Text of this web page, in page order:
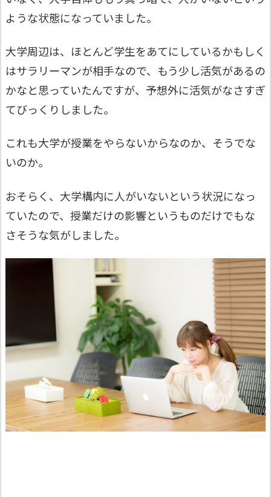
ような状態になっていました。
大学周辺は、ほとんど学生をあてにしているかもしく
はサラリーマンが相手なので、もう少し活気があるの
かなと思っていたんですが、予想外に活気がなさすぎ
てびっくりしました。
これも大学が授業をやらないからなのか、そうでな
いのか。
おそらく、大学構内に人がいないという状況になっ
ていたので、授業だけの影響というものだけでもな
さそうな気がしました。